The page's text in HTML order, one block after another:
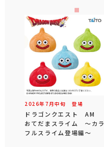
2026年 7 月中旬 登場
ドラゴンクエスト AM
おてだまスライム ～カラ
フルスライム登場編～